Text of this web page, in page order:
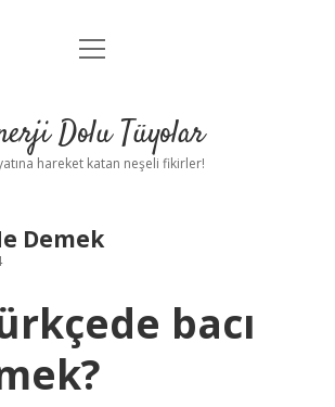
Anasayfa
Yasal Uyarı
menüyü
Dolu Tüyolar
hareket katan neşeli fikirler!
Demek
bacı